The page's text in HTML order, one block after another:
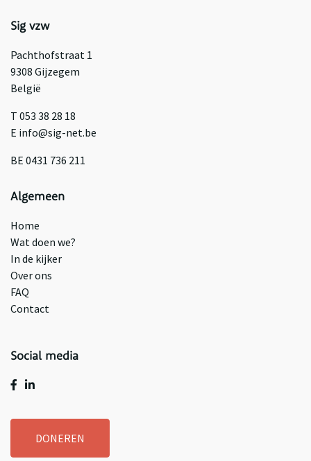
Sig vzw
Pachthofstraat 1
9308 Gijzegem
België
T 053 38 28 18
E info@sig-net.be
BE 0431 736 211
Algemeen
Home
Wat doen we?
In de kijker
Over ons
FAQ
Contact
Social media
DONEREN